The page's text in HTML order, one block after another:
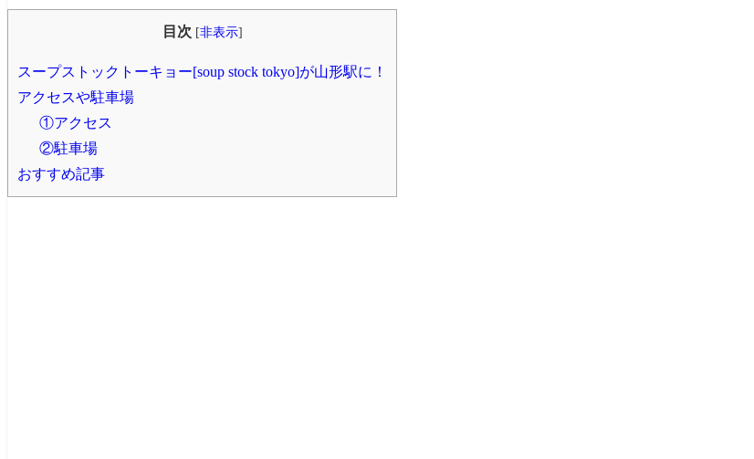
目次 [非表示]
スープストックトーキョー[soup stock tokyo]が山形駅に！
アクセスや駐車場
①アクセス
②駐車場
おすすめ記事